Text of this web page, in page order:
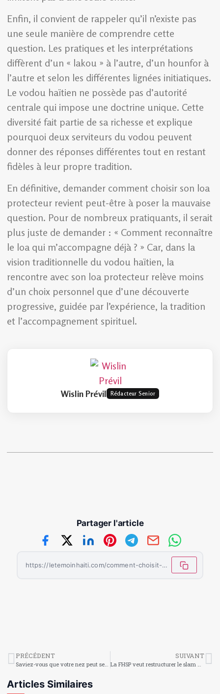
Enfin, il convient de rappeler qu’il n’existe pas
une seule manière de comprendre cette
question. Les pratiques et les interprétations
diffèrent d’un « lakou » à l’autre, d’un hounfor à
l’autre et selon les différentes lignées initiatiques.
Le vodou haïtien ne possède pas d’autorité
centrale qui impose une doctrine unique. Cette
diversité fait partie de sa richesse et explique
pourquoi deux serviteurs du vodou peuvent
donner des réponses différentes tout en restant
fidèles à leur propre tradition.
En définitive, demander comment choisir son loa
protecteur revient peut-être à poser la mauvaise
question. Pour de nombreux pratiquants, il serait
plus juste de demander : « Comment reconnaître
le loa qui m’accompagne déjà ? » Car, dans la
vision traditionnelle du vodou haïtien, la
rencontre avec son loa protecteur relève moins
d’un choix personnel que d’une découverte
progressive, guidée par l’expérience, la tradition
et l’accompagnement spirituel.
Wislin Prévil Rédacteur Senior
Partager l'article
https://letemoinhaiti.com/comment-choisit-on-son-loa-protecteur/
PRÉCÉDENT SUIVANT
Articles Similaires